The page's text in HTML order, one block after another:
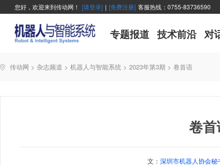
您好，欢迎来到传动网！ [请登录] | [免费注册] 客服热线：0755-83736590
专题报道 技术前沿 对
传动网 > 杂志频道 > 机器人与智能系统 > 2023年第3期 > 卷首语
卷
文： 深圳市机器人协会秘